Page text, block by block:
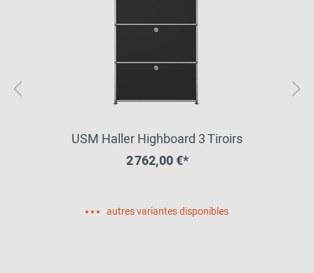
USM Haller Highboard 3 Tiroirs
2 762,00 €*
autres variantes disponibles